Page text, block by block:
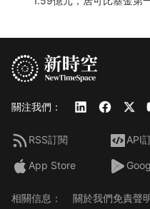
關注我們：
RSS訂閱 API
App Store
相關信息： 關於我們免責聲